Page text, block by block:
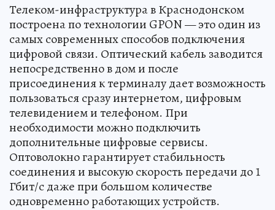
Телеком-инфраструктура в Краснодонском
построена по технологии GPON — это один из
самых современных способов подключения
цифровой связи. Оптический кабель заводится
непосредственно в дом и после
присоединения к терминалу дает возможность
пользоваться сразу интернетом, цифровым
телевидением и телефоном. При
необходимости можно подключить
дополнительные цифровые сервисы.
Оптоволокно гарантирует стабильность
соединения и высокую скорость передачи до 1
Гбит/с даже при большом количестве
одновременно работающих устройств.